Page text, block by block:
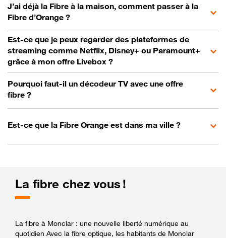
J’ai déjà la Fibre à la maison, comment passer à la
Fibre d’Orange ?
Est-ce que je peux regarder des plateformes de
streaming comme Netflix, Disney+ ou Paramount+
grâce à mon offre Livebox ?
Pourquoi faut-il un décodeur TV avec une offre
fibre ?
Est-ce que la Fibre Orange est dans ma ville ?
La fibre chez vous !
La fibre à Monclar : une nouvelle liberté numérique au
quotidien Avec la fibre optique, les habitants de Monclar